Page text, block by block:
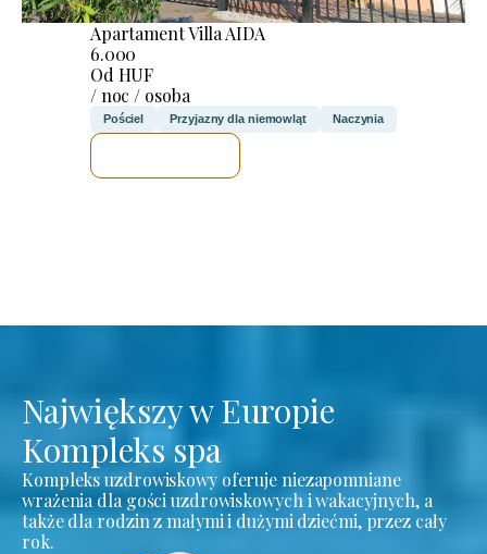
Apartament Villa AIDA
6.000
Od HUF
/ noc / osoba
Pościel Przyjazny dla niemowląt Naczynia
Największy w Europie
Kompleks spa
Kompleks uzdrowiskowy oferuje niezapomniane
wrażenia dla gości uzdrowiskowych i wakacyjnych, a
także dla rodzin z małymi i dużymi dziećmi, przez cały
rok.